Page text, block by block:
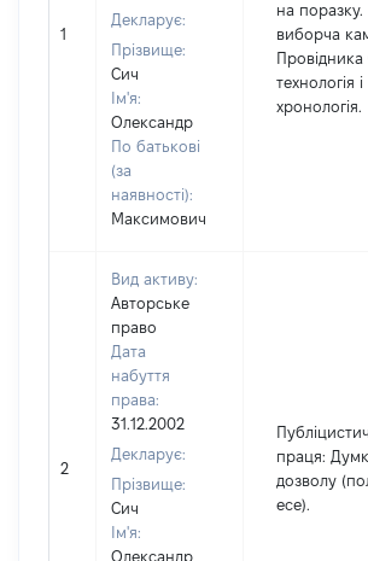
1
Декларує:
Прізвище:
Сич
Ім'я:
Олександр
По батькові
(за
наявності):
Максимович
на
виборча
технологія і
хронологія.
2
Вид активу:
Авторське
право
Дата
набуття
права:
31.12.2002
Декларує:
Прізвище:
Сич
Ім'я:
Олександр
праця:
дозволу
есе).